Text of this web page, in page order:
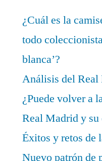
¿Cuál es la
todo
blanca’?
Análisis del Real
¿Puede volver a
Real Madrid y su
Éxitos y retos de
Nuevo patrón de